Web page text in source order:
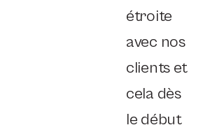
étroite
avec nos
clients et
cela dès
le début